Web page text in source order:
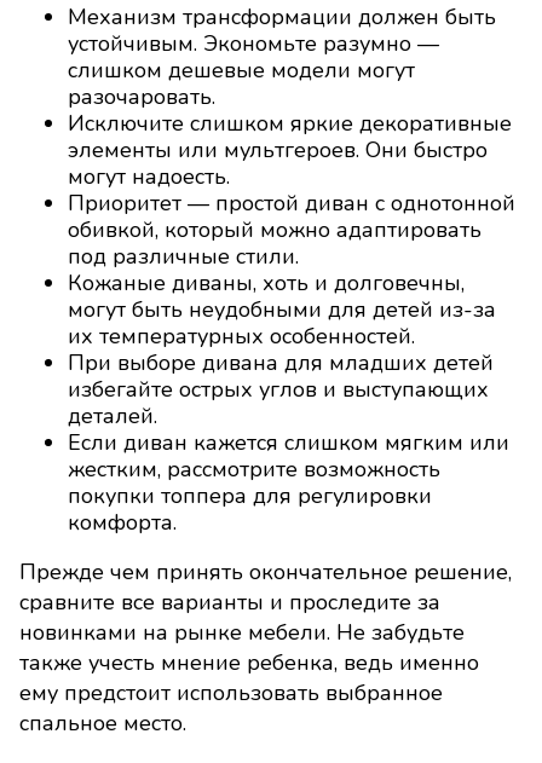
Механизм трансформации должен быть
устойчивым. Экономьте разумно —
слишком дешевые модели могут
разочаровать.
Исключите слишком яркие декоративные
элементы или мультгероев. Они быстро
могут надоесть.
Приоритет — простой диван с однотонной
обивкой, который можно адаптировать
под различные стили.
Кожаные диваны, хоть и долговечны,
могут быть неудобными для детей из-за
их температурных особенностей.
При выборе дивана для младших детей
избегайте острых углов и выступающих
деталей.
Если диван кажется слишком мягким или
жестким, рассмотрите возможность
покупки топпера для регулировки
комфорта.
Прежде чем принять окончательное решение,
сравните все варианты и проследите за
новинками на рынке мебели. Не забудьте
также учесть мнение ребенка, ведь именно
ему предстоит использовать выбранное
спальное место.